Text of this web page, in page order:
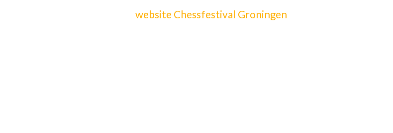
website Chessfestival Groningen